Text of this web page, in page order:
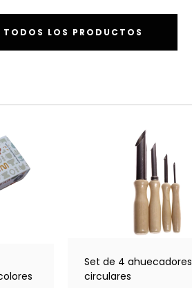
TODOS LOS PRODUCTOS
Set de 4 ahuecadores
circulares